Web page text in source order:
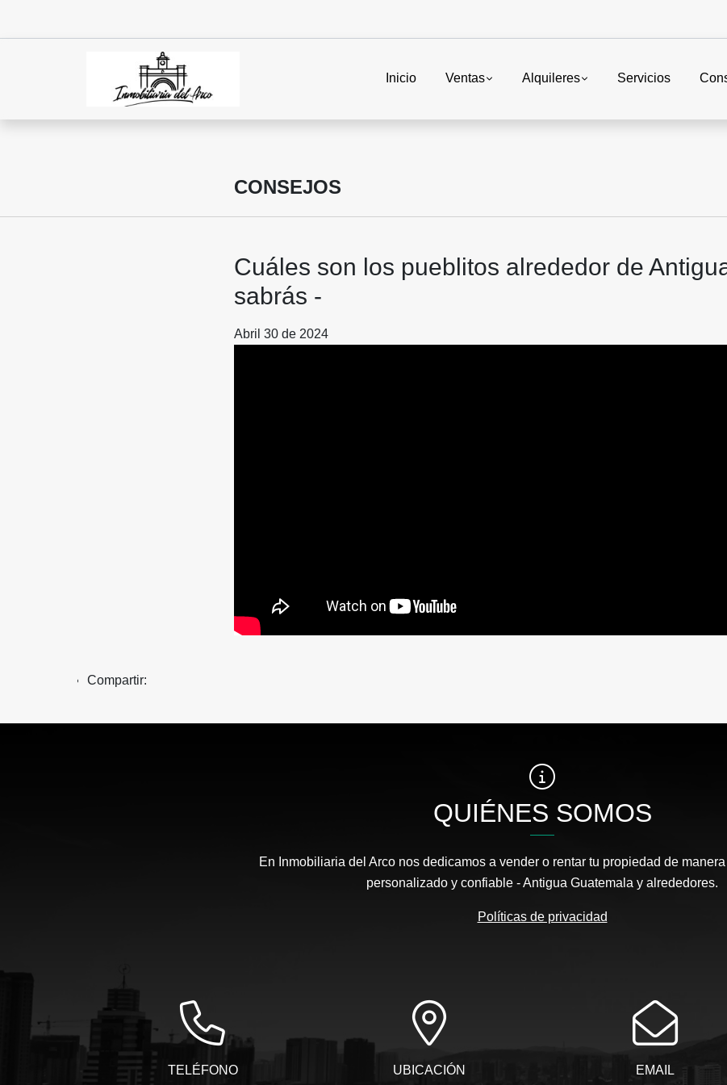
Inicio Ventas Alquileres Servicios
CONSEJOS
Cuáles son los pueblitos alrededor de
sabrás -
Abril 30 de 2024
Compartir:
QUIÉNES SOMOS
En Inmobiliaria del Arco nos dedicamos a vender o rentar tu propiedad de
personalizado y confiable - Antigua Guatemala y alrededores.
Políticas de privacidad
TELÉFONO UBICACIÓN EMAIL